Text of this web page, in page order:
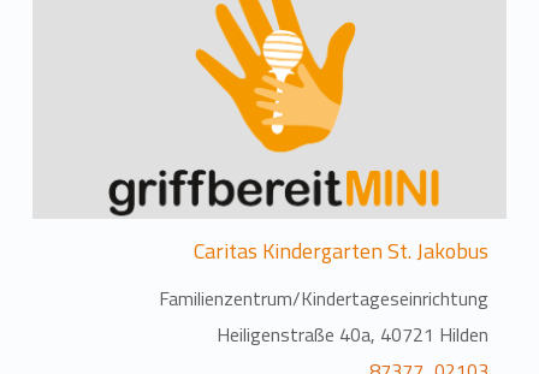
Caritas Kindergarten St. Jakobus
Familienzentrum/Kindertageseinrichtung
Heiligenstraße 40a, 40721 Hilden